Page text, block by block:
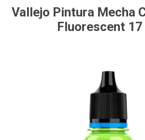
Vallejo Pintura Mecha
Fluorescent 17